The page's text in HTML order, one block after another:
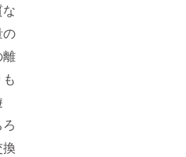
の
離